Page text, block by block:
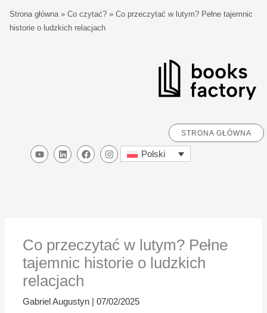
treści
Strona główna» Co czytać? » Co przeczytać w lutym? Pełne tajemnic
historie o ludzkich relacjach
STRONA GŁÓWNA
Y
o
L
i
F
a
I
n
Polski
Co przeczytać w lutym? Pełne
tajemnic historie o ludzkich
relacjach
Gabriel Augustyn 07/02/2025
z